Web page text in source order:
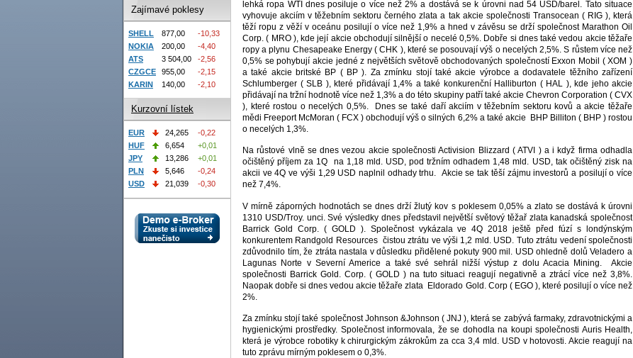
lehká ropa WTI dnes posiluje o více než 2% a dostává se k úrovni nad 54 USD/barel. Tato situace
vyhovuje akciím v těžebním sektoru černého zlata a tak akcie společnosti Transocean ( RIG ), která
těží ropu z věží v oceánu posilují o více než 1,9% a hned v závěsu se drží společnost Marathon Oil
Corp. ( MRO ), kde její akcie obchodují silnější o necelé 0,5%. Dobře si dnes také vedou akcie těžaře
ropy a plynu Chesapeake Energy ( CHK ), které se posouvají výš o necelých 2,5%. S růstem více než
0,5% se pohybují akcie jedné z největších světově obchodovaných společností Exxon Mobil ( XOM )
a také akcie britské BP ( BP ). Za zmínku stojí také akcie výrobce a dodavatele těžního zařízení
Schlumberger ( SLB ), které přidávají 1,4% a také konkurenční Halliburton ( HAL ), kde jeho akcie
přidávají na tržní hodnotě více než 1,3% a do této skupiny patří také akcie Chevron Corporation ( CVX
), které rostou o necelých 0,5%. Dnes se také daří akciím v těžebním sektoru kovů a akcie těžaře
mědi Freeport McMoran ( FCX ) obchodují výš o silných 6,2% a také akcie BHP Billiton ( BHP ) rostou
o necelých 1,3%.
Na růstové vlně se dnes vezou akcie společnosti Activision Blizzard ( ATVI ) a i když firma odhadla
očištěný příjem za 1Q na 1,18 mld. USD, pod tržním odhadem 1,48 mld. USD, tak očištěný zisk na
akcii ve 4Q ve výši 1,29 USD naplnil odhady trhu. Akcie se tak těší zájmu investorů a posilují o více
než 7,4%.
V mírně záporných hodnotách se dnes drží žlutý kov s poklesem 0,05% a zlato se dostává k úrovni
1310 USD/Troy. unci. Své výsledky dnes představil největší světový těžař zlata kanadská společnost
Barrick Gold Corp. ( GOLD ). Společnost vykázala ve 4Q 2018 ještě před fúzí s londýnským
konkurentem Randgold Resources čistou ztrátu ve výši 1,2 mld. USD. Tuto ztrátu vedení společnosti
zdůvodnilo tím, že ztráta nastala v důsledku přidělené pokuty 900 mil. USD ohledně dolů Veladero a
Lagunas Norte v Severní Americe a také své sehrál nižší výstup z dolu Acacia Mining. Akcie
společnosti Barrick Gold. Corp. ( GOLD ) na tuto situaci reagují negativně a ztrácí více než 3,8%.
Naopak dobře si dnes vedou akcie těžaře zlata Eldorado Gold. Corp ( EGO ), které posilují o více než
2%.
Za zmínku stojí také společnost Johnson &Johnson ( JNJ ), která se zabývá farmaky, zdravotnickými a
hygienickými prostředky. Společnost informovala, že se dohodla na koupi společnosti Auris Health,
která je výrobce robotiky k chirurgickým zákrokům za cca 3,4 mld. USD v hotovosti. Akcie reagují na
tuto zprávu mírným poklesem o 0,3%.
Zajímavé poklesy
SHELL 877,00
-10,33
NOKIA
200,00
-4,40
ATS
3 504,00
-2,56
CZGCE
955,00
-2,15
KARIN
140,00 -2,10
Kurzovní lístek
EUR 24,265
-0,22
HUF
6,654
+0,01
JPY
13,286
+0,01
PLN
5,646
-0,24
USD
21,039 -0,30